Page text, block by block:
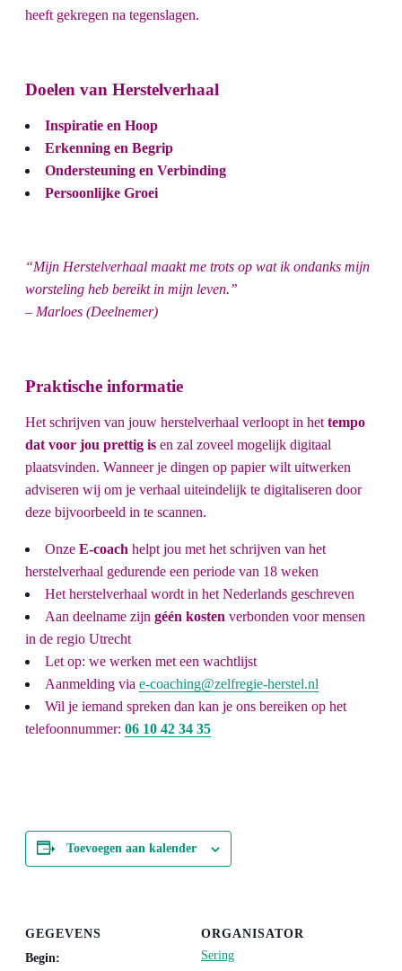
heeft gekregen na tegenslagen.
Doelen van Herstelverhaal
Inspiratie en Hoop
Erkenning en Begrip
Ondersteuning en Verbinding
Persoonlijke Groei
“Mijn Herstelverhaal maakt me trots op wat ik ondanks mijn
worsteling heb bereikt in mijn leven.’’
– Marloes (Deelnemer)
Praktische informatie
Het schrijven van jouw herstelverhaal verloopt in het tempo
dat voor jou prettig is en zal zoveel mogelijk digitaal
plaatsvinden. Wanneer je dingen op papier wilt uitwerken
adviseren wij om je verhaal uiteindelijk te digitaliseren door
deze bijvoorbeeld in te scannen.
Onze E-coach helpt jou met het schrijven van het
herstelverhaal gedurende een periode van 18 weken
Het herstelverhaal wordt in het Nederlands geschreven
Aan deelname zijn géén kosten verbonden voor mensen
in de regio Utrecht
Let op: we werken met een wachtlijst
Aanmelding via e-coaching@zelfregie-herstel.nl
Wil je iemand spreken dan kan je ons bereiken op het
telefoonnummer: 06 10 42 34 35
Toevoegen aan kalender
GEGEVENS
Begin:
ORGANISATOR
Sering